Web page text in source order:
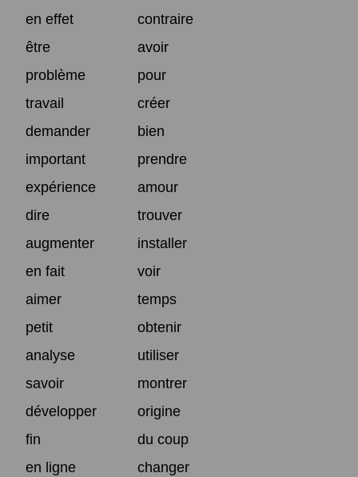
en effet
contraire
être
avoir
problème
pour
travail
créer
demander
bien
important
prendre
expérience
amour
dire
trouver
augmenter
installer
en fait
voir
aimer
temps
petit
obtenir
analyse
utiliser
savoir
montrer
développer
origine
fin
du coup
en ligne
changer